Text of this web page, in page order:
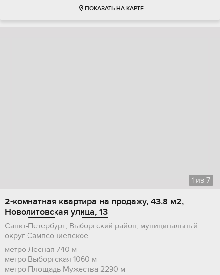
ПОКАЗАТЬ НА КАРТЕ
1 из 7
2-комнатная квартира на продажу, 43.8 м2,
Новолитовская улица, 13
Санкт-Петербург, Выборгский район, муниципальный
округ Сампсониевское
метро Лесная 740 м
метро Выборгская 1060 м
метро Площадь Мужества 2290 м